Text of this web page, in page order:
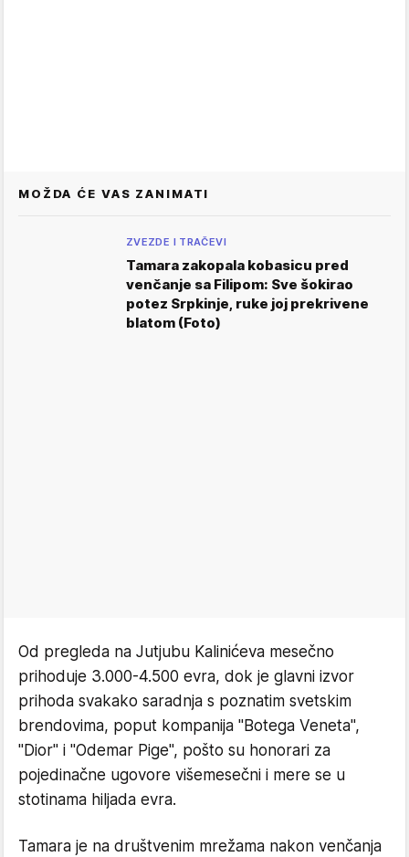
MOŽDA ĆE VAS ZANIMATI
ZVEZDE I TRAČEVI
Tamara zakopala kobasicu pred
venčanje sa Filipom: Sve šokirao
potez Srpkinje, ruke joj prekrivene
blatom (Foto)
Od pregleda na Jutjubu Kalinićeva mesečno
prihoduje 3.000-4.500 evra, dok je glavni izvor
prihoda svakako saradnja s poznatim svetskim
brendovima, poput kompanija "Botega Veneta",
"Dior" i "Odemar Pige", pošto su honorari za
pojedinačne ugovore višemesečni i mere se u
stotinama hiljada evra.
Tamara je na društvenim mrežama nakon venčanja